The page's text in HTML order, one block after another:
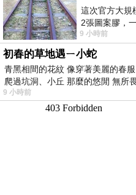
這次官方大規
2張圖案膠，
版；目前官網
9 小時前
初春的草地遇ㄧ小蛇
青黑相間的花紋 像穿著美麗的春
爬過坑洞、小丘 那麼的悠閒 無所
9 小時前